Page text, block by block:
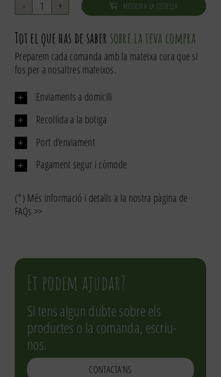
quantitat
Tahin
blanc
sense
sal
eco
400g
AFEGEIX A LA CISTELLA
Tot el que has de saber sobre la teva compra
Preparem cada comanda amb la mateixa cura que si
fos per a nosaltres mateixos.
Enviaments a domicili
Recollida a la botiga
Port d’enviament
Pagament segur i còmode
(*) Més informació i detalls a la nostra pàgina de
FAQs >>
Et podem ajudar?
Si tens algun dubte sobre els
productes o la comanda, escriu-
nos.
CONTACTA’NS